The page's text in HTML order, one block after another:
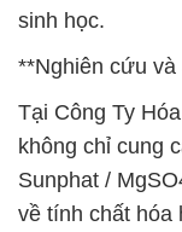
sinh học.
**Nghiên cứu và
Tại Công Ty
không chỉ cung
Sunphat /
về tính chất hóa